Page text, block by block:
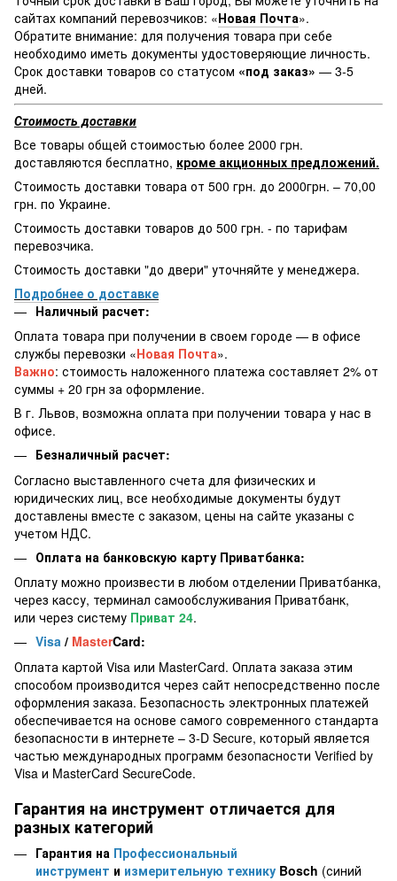
сайтах компаний перевозчиков: «Новая Почта».
Обратите внимание: для получения товара при себе
необходимо иметь документы удостоверяющие личность.
Срок доставки товаров со статусом «под заказ» — 3-5
дней.
Стоимость доставки
Все товары общей стоимостью более 2000 грн.
доставляются бесплатно, кроме акционных предложений.
Стоимость доставки товара от 500 грн. до 2000грн. – 70,00
грн. по Украине.
Стоимость доставки товаров до 500 грн. - по тарифам
перевозчика.
Стоимость доставки "до двери" уточняйте у менеджера.
Подробнее о доставке
Наличный расчет:
Оплата товара при получении в своем городе — в офисе
службы перевозки «Новая Почта».
Важно: стоимость наложенного платежа составляет 2% от
суммы + 20 грн за оформление.
В г. Львов, возможна оплата при получении товара у нас в
офисе.
Безналичный расчет:
Согласно выставленного счета для физических и
юридических лиц, все необходимые документы будут
доставлены вместе с заказом, цены на сайте указаны с
учетом НДС.
Оплата на банковскую карту Приватбанка:
Оплату можно произвести в любом отделении Приватбанка,
через кассу, терминал самообслуживания Приватбанк,
или через систему Приват 24.
Visa / MasterCard:
Оплата картой Visa или MasterCard. Оплата заказа этим
способом производится через сайт непосредственно после
оформления заказа. Безопасность электронных платежей
обеспечивается на основе самого современного стандарта
безопасности в интернете – 3-D Secure, который является
частью международных программ безопасности Verified by
Visa и MasterCard SecureCode.
Гарантия на инструмент отличается для
разных категорий
Гарантия на Профессиональный
инструмент и измерительную технику Bosch (синий